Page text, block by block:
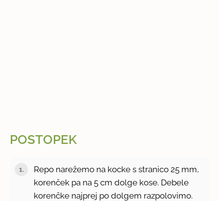
POSTOPEK
Repo narežemo na kocke s stranico 25 mm,
korenček pa na 5 cm dolge kose. Debele
korenčke najprej po dolgem razpolovimo.